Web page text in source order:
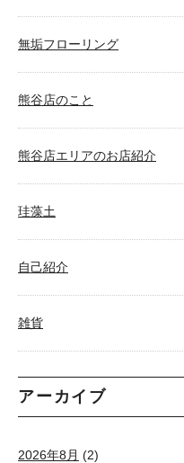
無垢フローリング
熊谷店のこと
熊谷店エリアのお店紹介
珪藻土
自己紹介
雑貨
アーカイブ
2026年8月 (2)